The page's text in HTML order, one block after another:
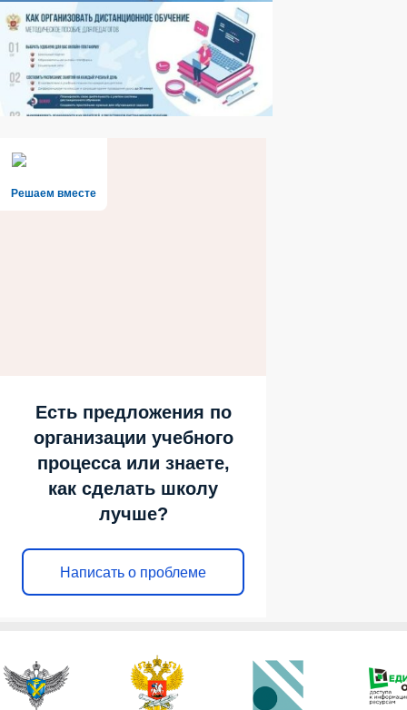
Решаем вместе
Есть предложения по
организации учебного
процесса или знаете,
как сделать школу
лучше?
Написать о проблеме